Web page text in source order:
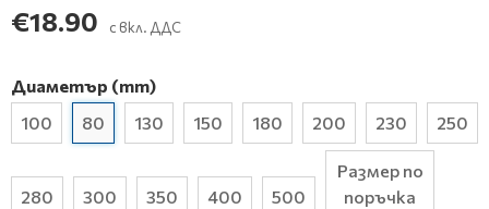
€18.90 с вкл. ДДС
Диаметър (mm)
100
80 130 150 180 200 230 250
280 300 350 400 500
Размер по
поръчка